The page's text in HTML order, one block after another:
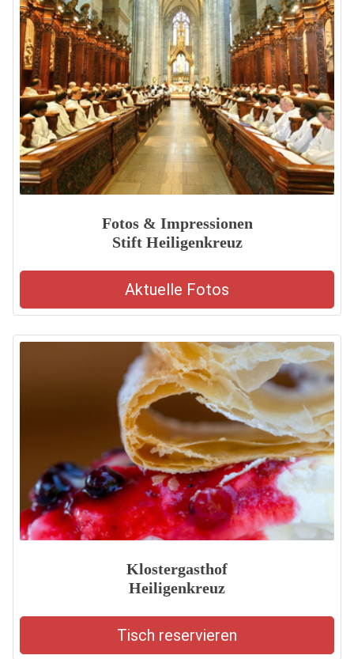
Fotos & Impressionen
Stift Heiligenkreuz
Aktuelle Fotos
Klostergasthof
Heiligenkreuz
Tisch reservieren